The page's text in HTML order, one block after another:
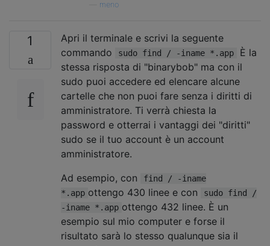
meno
1
Apri il terminale e scrivi la seguente
commando
sudo find / -iname *.app
È la
stessa risposta di "binarybob" ma con il
sudo puoi accedere ed elencare alcune
cartelle che non puoi fare senza i diritti di
amministratore. Ti verrà chiesta la
password e otterrai i vantaggi dei "diritti"
sudo se il tuo account è un account
amministratore.
Ad esempio, con
find / -iname
*.app ottengo 430 linee e con
sudo find /
-iname *.app ottengo 432 linee. È un
esempio sul mio computer e forse il
risultato sarà lo stesso qualunque sia il